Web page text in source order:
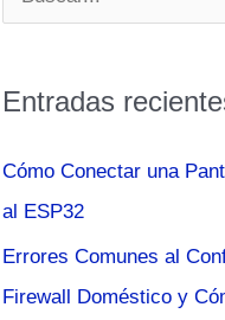
u
c
o
r
Entradas
Cómo Conectar una
al ESP32
Errores Comunes al
Firewall Doméstico y